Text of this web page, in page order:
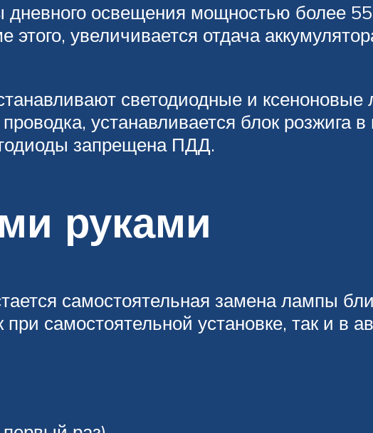
освещения мощностью более
увеличивается отдача
светодиодные и
устанавливается блок розжига в
запрещена ПДД.
руками
самостоятельная замена лампы
самостоятельной установке, так и в